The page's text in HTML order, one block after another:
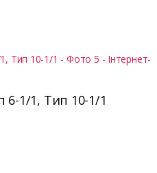
6-1/1, Тип 10-1/1